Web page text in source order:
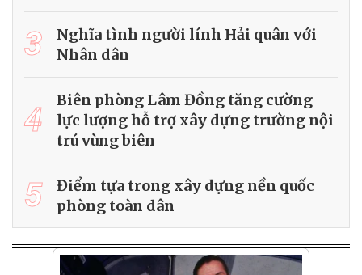
3
Nghĩa tình người lính Hải quân với
Nhân dân
4
Biên phòng Lâm Đồng tăng cường
lực lượng hỗ trợ xây dựng trường nội
trú vùng biên
5
Điểm tựa trong xây dựng nền quốc
phòng toàn dân